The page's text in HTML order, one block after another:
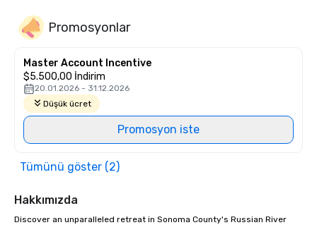
Promosyonlar
Master Account Incentive
$5.500,00 İndirim
20.01.2026 - 31.12.2026
Düşük ücret
Promosyon iste
Tümünü göster (2)
Hakkımızda
Discover an unparalleled retreat in Sonoma County's Russian River